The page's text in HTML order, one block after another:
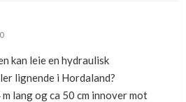
0
kan leie en hydraulisk
lignende i Hordaland?
lang og ca 50 cm innover mot